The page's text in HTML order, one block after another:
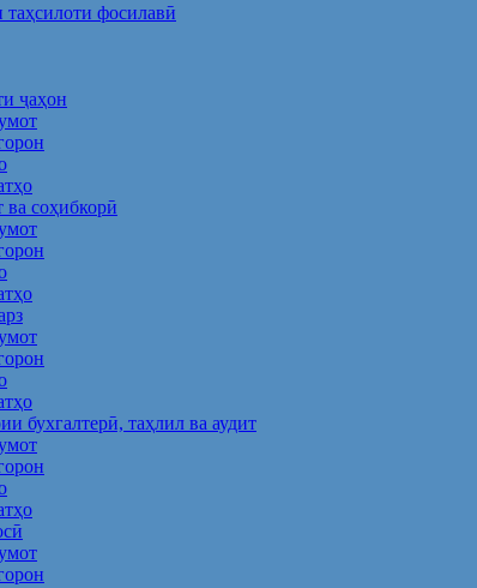
фосилавӣ
ҷаҳон
ва соҳибкорӣ
бухгалтерӣ, таҳлил ва аудит